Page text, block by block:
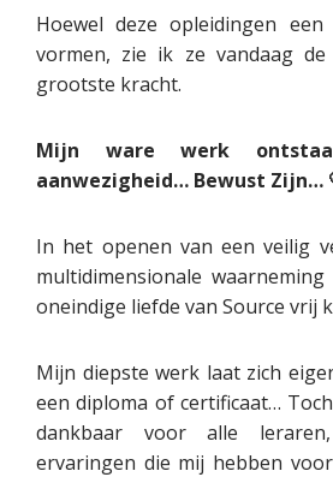
Hoewel deze opleidingen een
vormen, zie ik ze vandaag
grootste kracht.
Mijn ware werk
aanwezigheid… Bewust Zijn…
In het openen van een veilig
multidimensionale
oneindige liefde van Source vrij
Mijn diepste werk laat zich
een diploma of certificaat…
dankbaar voor alle
ervaringen die mij hebben